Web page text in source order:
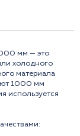
мм — это
холодного
материала
1000 мм
используется